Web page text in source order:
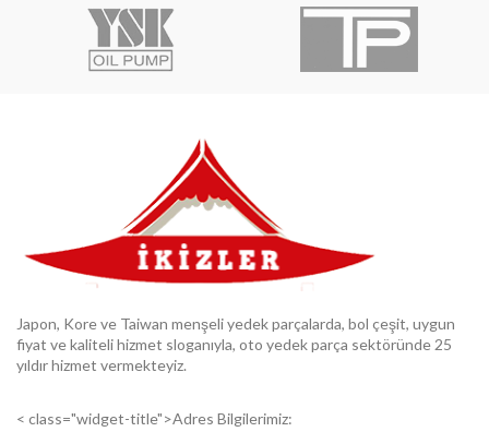
Japon, Kore ve Taiwan menşeli yedek parçalarda, bol çeşit, uygun
fiyat ve kaliteli hizmet sloganıyla, oto yedek parça sektöründe 25
yıldır hizmet vermekteyiz.
< class="widget-title">Adres Bilgilerimiz: